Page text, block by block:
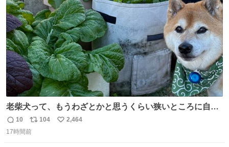
数
老柴犬って、もうわざとかと思うくらい狭いところに自ら
はまりにいくじゃないですか？ 今朝ガーデニングしてる飼
い主の間にはまってきて、最高に可愛かった♥️
返
信
10
リ
ポ
104
い
2,464
17時間前